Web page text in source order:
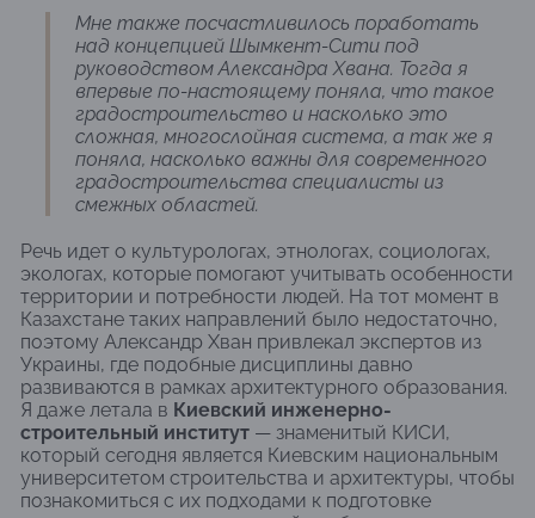
Мне также посчастливилось поработать
над концепцией Шымкент-Сити под
руководством Александра Хвана. Тогда я
впервые по-настоящему поняла, что такое
градостроительство и насколько это
сложная, многослойная система, а так же я
поняла, насколько важны для современного
градостроительства специалисты из
смежных областей.
Речь идет о культурологах, этнологах, социологах,
экологах, которые помогают учитывать особенности
территории и потребности людей. На тот момент в
Казахстане таких направлений было недостаточно,
поэтому Александр Хван привлекал экспертов из
Украины, где подобные дисциплины давно
развиваются в рамках архитектурного образования.
Я даже летала в Киевский инженерно-
строительный институт — знаменитый КИСИ,
который сегодня является Киевским национальным
университетом строительства и архитектуры, чтобы
познакомиться с их подходами к подготовке